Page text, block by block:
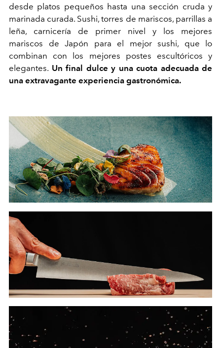
desde platos pequeños hasta una sección cruda y
marinada curada. Sushi, torres de mariscos, parrillas a
leña, carnicería de primer nivel y los mejores
mariscos de Japón para el mejor sushi, que lo
combinan con los mejores postes escultóricos y
elegantes. Un final dulce y una cuota adecuada de
una extravagante experiencia gastronómica.